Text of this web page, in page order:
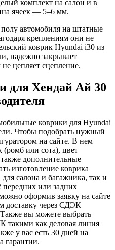
комплект на салон и в
ячеек — 5–6 мм.
автомобиля на штатные
креплениям они не
коврик Hyundai i30 из
надежно закрывает
цепляет сцепление.
для Хендай Ай 30
коврики для Hyundai
Чтобы подобрать нужный
на сайте. В нем
(ромб или сота), цвет
дополнительные
изготовление коврика
салона и багажника, так и
передних или задних
оформив заявку на сайте
доставку через СДЭК
вы можете выбрать
такими как деловая линия
у вас есть 30 дней на
гарантии.